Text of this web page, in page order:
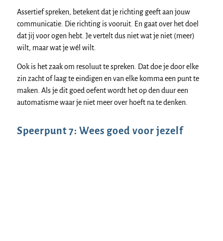
Assertief spreken, betekent dat je richting geeft aan jouw
communicatie. Die richting is vooruit. En gaat over het doel
dat jij voor ogen hebt. Je vertelt dus niet wat je niet (meer)
wilt, maar wat je wél wilt.
Ook is het zaak om resoluut te spreken. Dat doe je door elke
zin zacht of laag te eindigen en van elke komma een punt te
maken. Als je dit goed oefent wordt het op den duur een
automatisme waar je niet meer over hoeft na te denken.
Speerpunt 7: Wees goed voor jezelf